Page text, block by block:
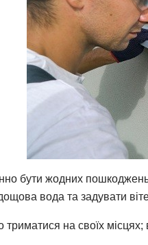
бути жодних
вода та задувати
триматися на своїх